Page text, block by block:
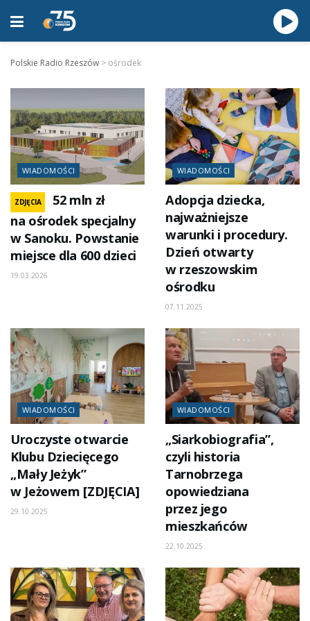
Polskie Radio Rzeszów > ośrodek
WIADOMOŚCI
ZDJĘCIA
52 mln zł
na ośrodek specjalny
w Sanoku. Powstanie
miejsce dla 600 dzieci
19.03.2026
WIADOMOŚCI
Adopcja dziecka,
najważniejsze
warunki i procedury.
Dzień otwarty
w rzeszowskim
ośrodku
07.11.2025
WIADOMOŚCI
Uroczyste otwarcie
Klubu Dziecięcego
„Mały Jeżyk”
w Jeżowem [ZDJĘCIA]
29.10.2025
WIADOMOŚCI
„Siarkobiografia”,
czyli historia
Tarnobrzega
opowiedziana
przez jego
mieszkańców
22.10.2025